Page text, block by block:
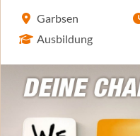
Garbsen
Ausbildung